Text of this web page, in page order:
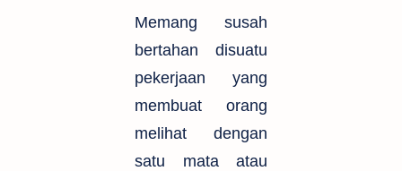
Memang susah
bertahan disuatu
pekerjaan yang
membuat orang
melihat dengan
satu mata atau